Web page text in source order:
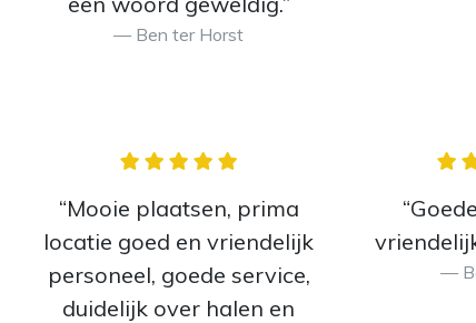
Ben ter Horst
“Mooie plaatsen, prima
locatie goed en vriendelijk
personeel, goede service,
duidelijk over halen en